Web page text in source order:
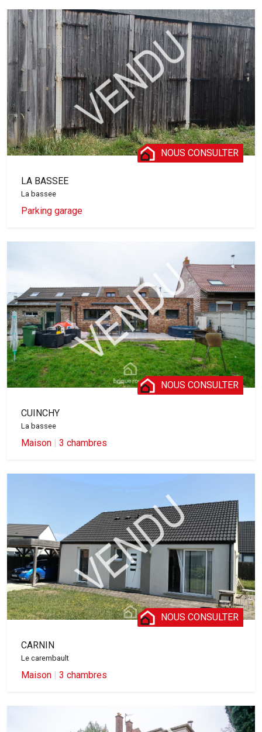
NOUS CONSULTER
LA BASSEE
La bassee
Parking garage
NOUS CONSULTER
CUINCHY
La bassee
Maison | 3 chambres
NOUS CONSULTER
CARNIN
Le carembault
Maison | 3 chambres